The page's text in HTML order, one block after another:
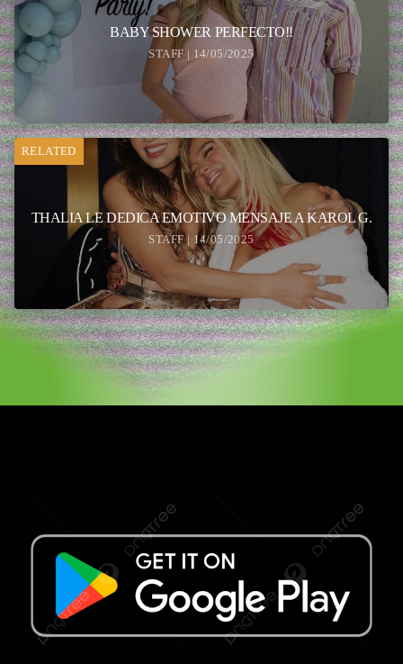
BABY SHOWER PERFECTO!!
STAFF | 14/05/2025
RELATED
THALIA LE DEDICA EMOTIVO MENSAJE A KAROL G.
STAFF | 14/05/2025